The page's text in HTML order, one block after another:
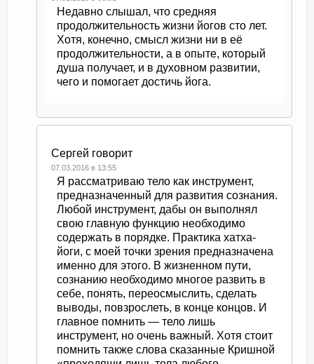
Недавно слышал, что средняя
продолжительность жизни йогов сто лет.
Хотя, конечно, смысл жизни ни в её
продолжительности, а в опыте, который
душа получает, и в духовном развитии,
чего и помогает достичь йога.
Сергей говорит
07.03.2016 в 13:55
Я рассматриваю тело как инструмент,
предназначенный для развития сознания.
Любой инструмент, дабы он выполнял
свою главную функцию необходимо
содержать в порядке. Практика хатха-
йоги, с моей точки зрения предназначена
именно для этого. В жизненном пути,
сознанию необходимо многое развить в
себе, понять, переосмыслить, сделать
выводы, повзрослеть, в конце концов. И
главное помнить — тело лишь
инструмент, но очень важный. Хотя стоит
помнить также слова сказанные Кришной